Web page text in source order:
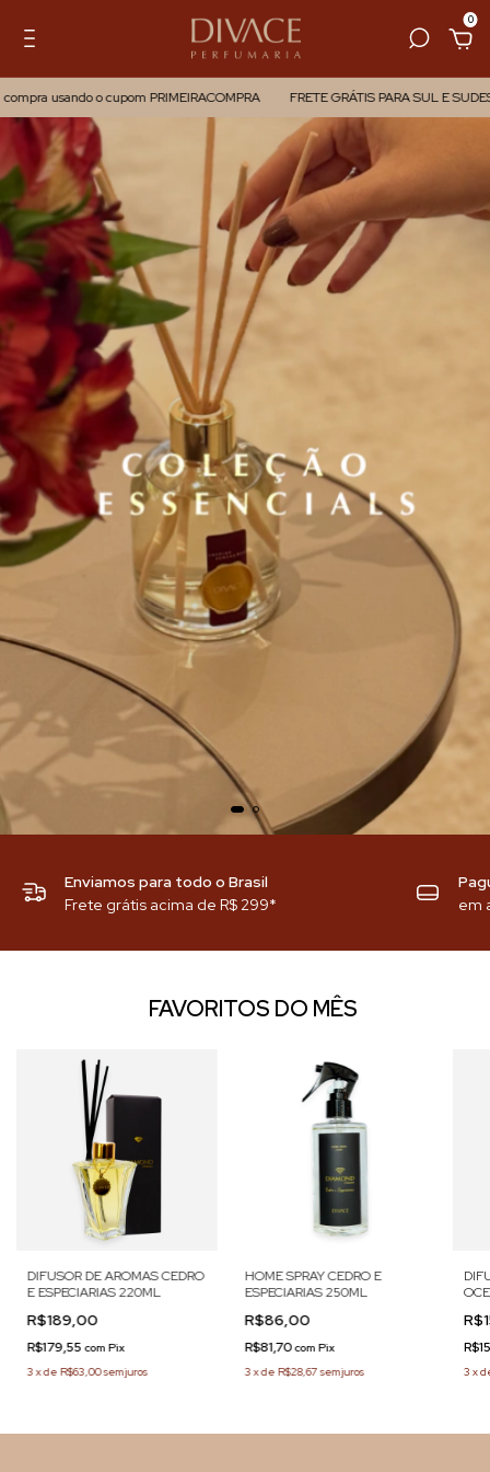
0
o cupom PRIMEIRACOMPRA FRETE GRÁTIS PARA SUL E SUDESTE
Enviamos para todo o Brasil
Frete grátis acima de R$ 299*
em
FAVORITOS DO MÊS
DIFUSOR DE AROMAS CEDRO
E ESPECIARIAS 220ML
R$189,00
R$179,55com Pix
3 xde R$63,00sem juros
HOME SPRAY CEDRO E
ESPECIARIAS 250ML
R$86,00
R$81,70com Pix
3 xdeR$28,67 sem juros 3 x